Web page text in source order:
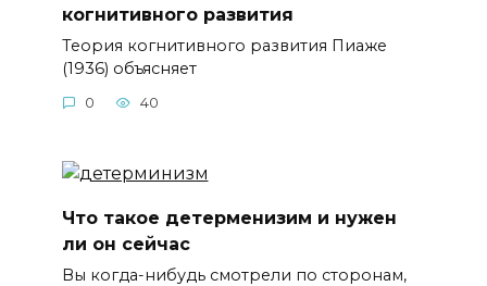
когнитивного развития
Теория когнитивного развития Пиаже
(1936) объясняет
0 40
Что такое детерменизим и нужен
ли он сейчас
Вы когда-нибудь смотрели по сторонам,